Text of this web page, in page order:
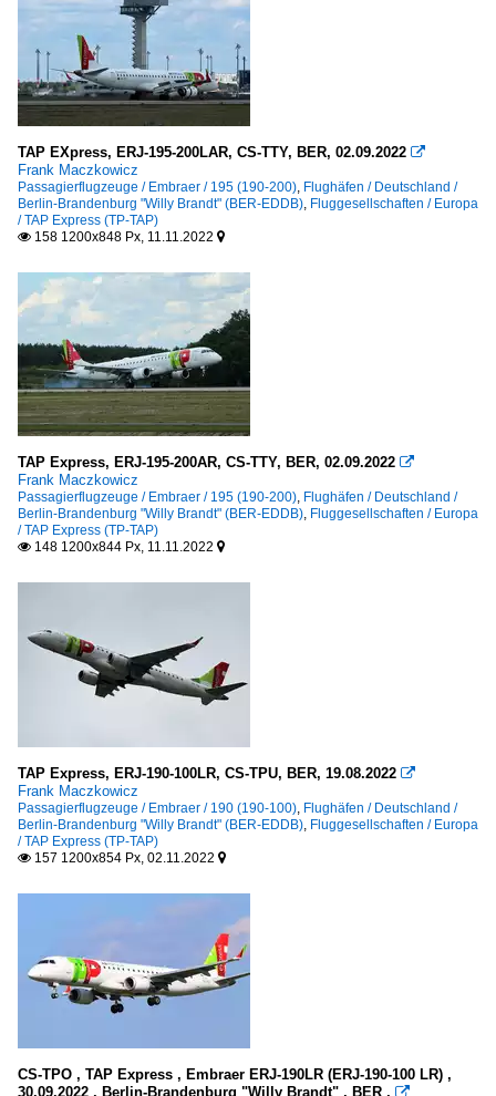
TAP EXpress, ERJ-195-200LAR, CS-TTY, BER, 02.09.2022 
Frank Maczkowicz
Passagierflugzeuge / Embraer / 195 (190-200), Flughäfen / Deutschland /
Berlin-Brandenburg "Willy Brandt" (BER-EDDB), Fluggesellschaften / Europa
/ TAP Express (TP-TAP)
 158 1200x848 Px, 11.11.2022 
TAP Express, ERJ-195-200AR, CS-TTY, BER, 02.09.2022 
Frank Maczkowicz
Passagierflugzeuge / Embraer / 195 (190-200), Flughäfen / Deutschland /
Berlin-Brandenburg "Willy Brandt" (BER-EDDB), Fluggesellschaften / Europa
/ TAP Express (TP-TAP)
 148 1200x844 Px, 11.11.2022 
TAP Express, ERJ-190-100LR, CS-TPU, BER, 19.08.2022 
Frank Maczkowicz
Passagierflugzeuge / Embraer / 190 (190-100), Flughäfen / Deutschland /
Berlin-Brandenburg "Willy Brandt" (BER-EDDB), Fluggesellschaften / Europa
/ TAP Express (TP-TAP)
 157 1200x854 Px, 02.11.2022 
CS-TPO , TAP Express , Embraer ERJ-190LR (ERJ-190-100 LR) ,
30.09.2022 , Berlin-Brandenburg "Willy Brandt" , BER , 